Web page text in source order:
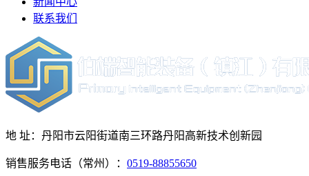
联系我们
地 址：丹阳市云阳街道南三环路丹阳高新技术创新园
销售服务电话（常州）： 0519-88855650